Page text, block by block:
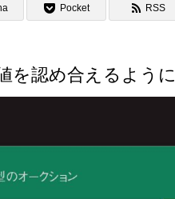
Pocket RSS
を認め合えるように